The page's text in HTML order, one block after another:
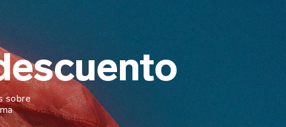
sobre